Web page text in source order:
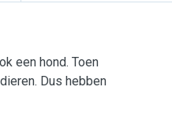
een hond. Toen
Dus hebben